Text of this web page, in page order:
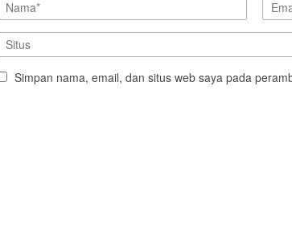
Simpan nama, email, dan situs web saya pada